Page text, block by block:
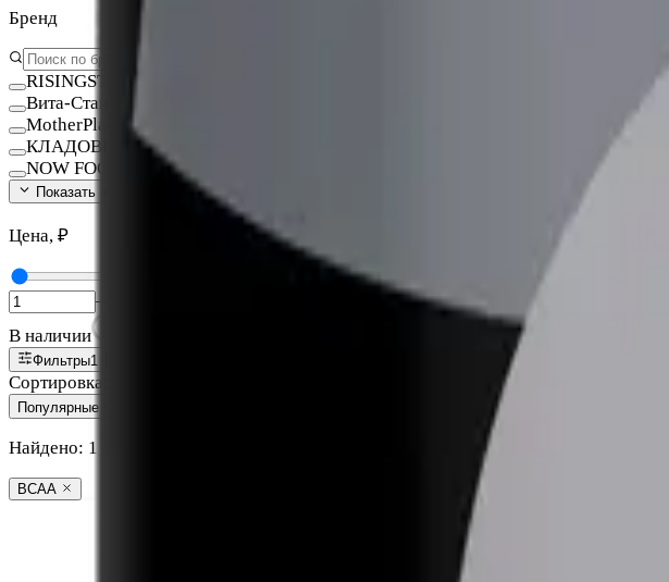
Бренд
RISINGSTAR
Вита-Стандарт
MotherPlant
КЛАДОВИТ
NOW FOODS
Показать ещё (
Цена, ₽
—
В наличии
Фильтры1
Сортировка:
Популярные
Найдено: 1
ВСАА